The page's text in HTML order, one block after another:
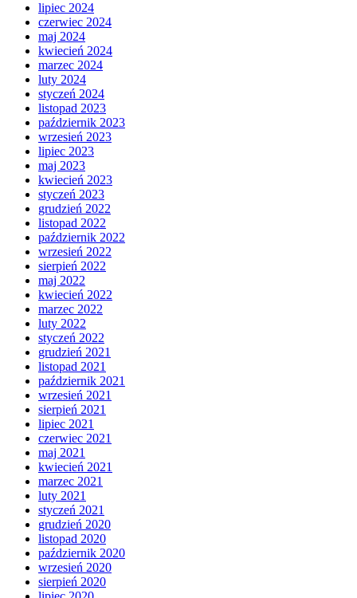
lipiec 2024
czerwiec 2024
maj 2024
kwiecień 2024
marzec 2024
luty 2024
styczeń 2024
listopad 2023
październik 2023
wrzesień 2023
lipiec 2023
maj 2023
kwiecień 2023
styczeń 2023
grudzień 2022
listopad 2022
październik 2022
wrzesień 2022
sierpień 2022
maj 2022
kwiecień 2022
marzec 2022
luty 2022
styczeń 2022
grudzień 2021
listopad 2021
październik 2021
wrzesień 2021
sierpień 2021
lipiec 2021
czerwiec 2021
maj 2021
kwiecień 2021
marzec 2021
luty 2021
styczeń 2021
grudzień 2020
listopad 2020
październik 2020
wrzesień 2020
sierpień 2020